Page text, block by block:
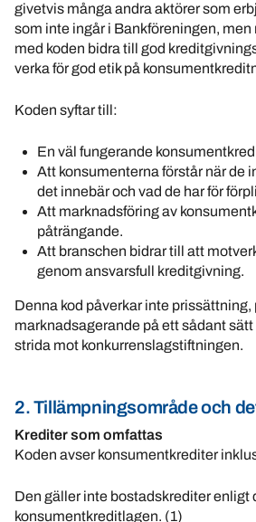
givetvis många andra aktörer som
som inte ingår i Bankföreningen,
med koden bidra till god
verka för god etik på
Koden syftar till:
En väl fungerande
Att konsumenterna förstår när de
det innebär och vad de har för
Att marknadsföring av
påträngande.
Att branschen bidrar till att
genom ansvarsfull kreditgivning.
Denna kod påverkar inte
marknadsagerande på ett sådant
strida mot konkurrenslagstiftningen.
2. Tillämpningsområde och
Krediter som omfattas
Koden avser konsumentkrediter
Den gäller inte bostadskrediter enligt
konsumentkreditlagen. (1)